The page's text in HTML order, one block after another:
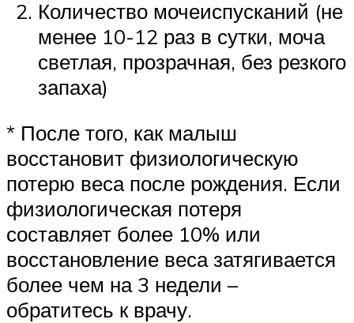
Количество мочеиспусканий (не
менее 10-12 раз в сутки, моча
светлая, прозрачная, без резкого
запаха)
* После того, как малыш
восстановит физиологическую
потерю веса после рождения. Если
физиологическая потеря
составляет более 10% или
восстановление веса затягивается
более чем на 3 недели –
обратитесь к врачу.